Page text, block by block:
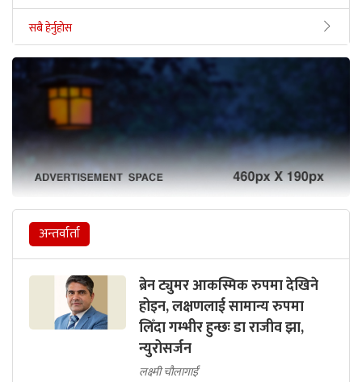
सबै हेर्नुहोस
अन्तर्वार्ता
ब्रेन ट्युमर आकस्मिक रुपमा देखिने
होइन, लक्षणलाई सामान्य रुपमा
लिँदा गम्भीर हुन्छः डा राजीव झा,
न्युरोसर्जन
लक्ष्मी चौलागाईं